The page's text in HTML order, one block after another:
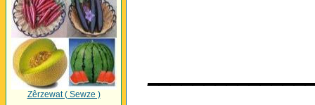
Zêrzewat ( Sewze )